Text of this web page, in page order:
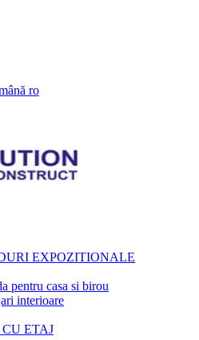
ro
EXPOZITIONALE
pentru casa si birou
interioare
ETAJ